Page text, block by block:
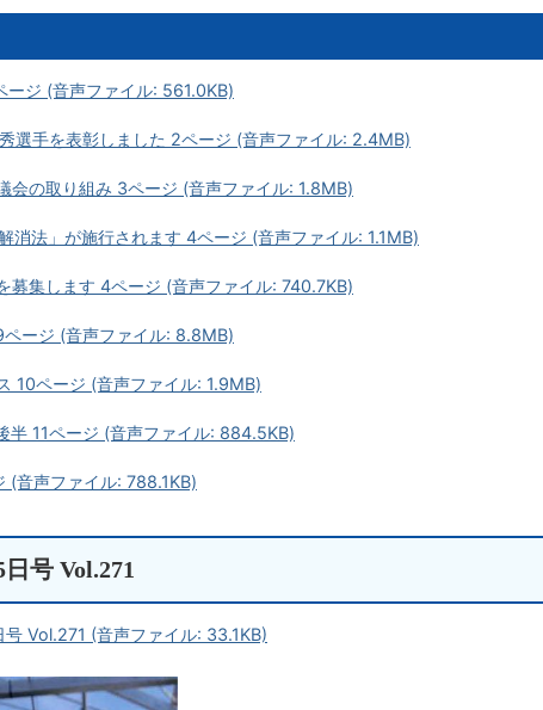
ージ (音声ファイル: 561.0KB)
選手を表彰しました 2ページ (音声ファイル: 2.4MB)
会の取り組み 3ページ (音声ファイル: 1.8MB)
消法」が施行されます 4ページ (音声ファイル: 1.1MB)
募集します 4ページ (音声ファイル: 740.7KB)
ージ (音声ファイル: 8.8MB)
10ページ (音声ファイル: 1.9MB)
半 11ページ (音声ファイル: 884.5KB)
(音声ファイル: 788.1KB)
号 Vol.271
Vol.271 (音声ファイル: 33.1KB)